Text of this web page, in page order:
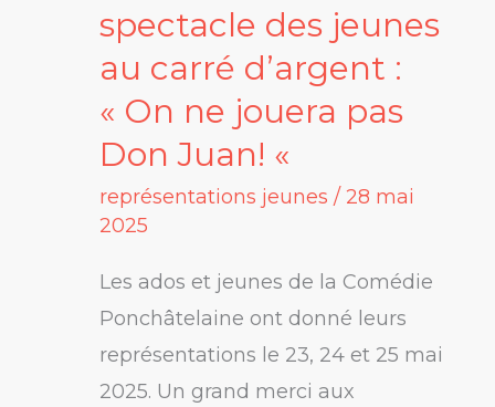
spectacle des jeunes
au carré d’argent :
« On ne jouera pas
Don Juan! «
représentations jeunes / 28 mai
2025
Les ados et jeunes de la Comédie
Ponchâtelaine ont donné leurs
représentations le 23, 24 et 25 mai
2025. Un grand merci aux
spectacle
des
carré
d’argent
:
« On
ne
jouera
pas